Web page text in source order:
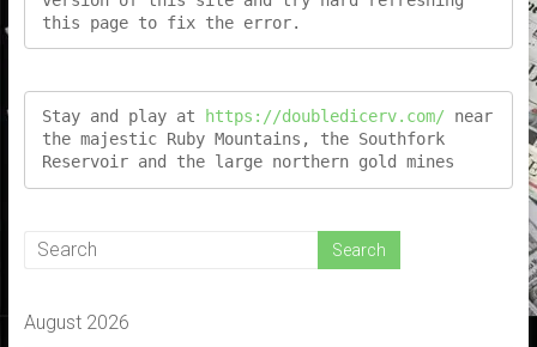
this page to fix the error.
Stay and play at https://doubledicerv.com/ near
the majestic Ruby Mountains, the Southfork
Reservoir and the large northern gold mines
August 2026